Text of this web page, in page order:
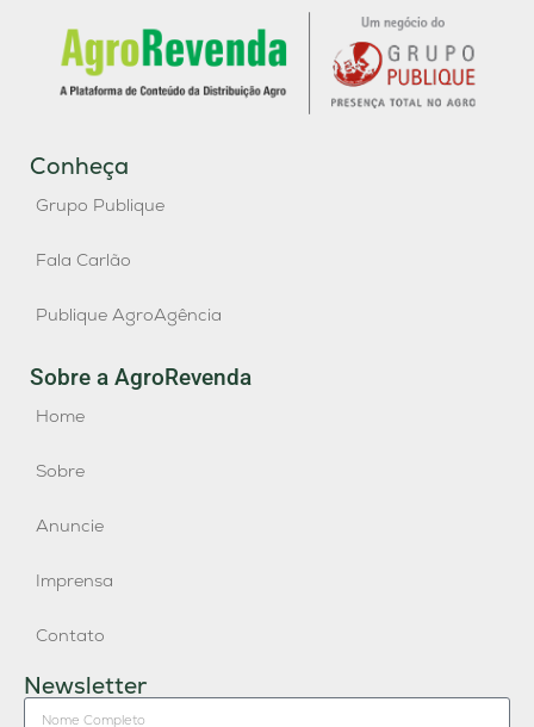
Conheça
Grupo Publique
Fala Carlão
Publique AgroAgência
Sobre a AgroRevenda
Home
Sobre
Anuncie
Imprensa
Contato
Newsletter